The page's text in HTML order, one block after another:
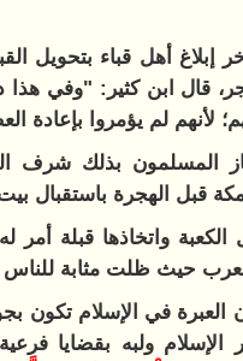
إبلاغ أهل قباء بتحويل
قال ابن كثير: "وفي هذا
لأنهم لم يؤمروا بإعادة
المسلمون بذلك شرف
قبل الهجرة باستقبال بيت
الكعبة واتخاذها قبلة أمر
حيث ظلت مثابة للناس
العبرة في الإسلام تكون
ولبه بقضايا